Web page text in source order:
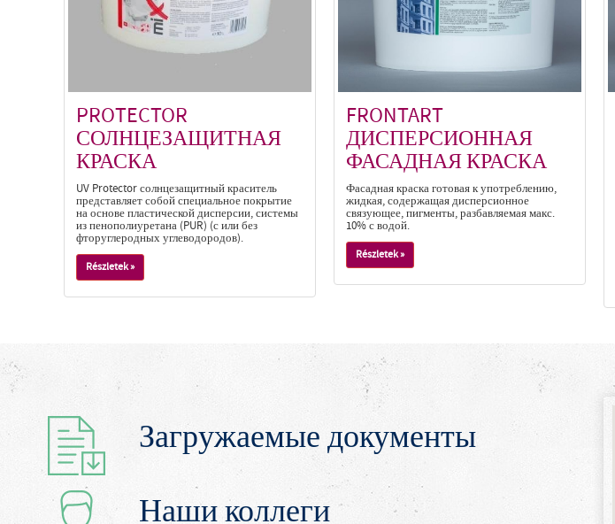
PROTECTOR
СОЛНЦЕЗАЩИТНАЯ
КРАСКА
UV Protector солнцезащитный краситель
представляет собой специальное покрытие
на основе пластической дисперсии, системы
из пенополиуретана (PUR) (с или без
фторуглеродных углеводородов).
Részletek »
FRONTART
ДИСПЕРСИОННАЯ
ФАСАДНАЯ КРАСКА
Фасадная краска готовая к употреблению,
жидкая, содержащая дисперсионное
связующее, пигменты, разбавляемая макс.
10% с водой.
Részletek »
Загружаемые документы
Наши коллеги